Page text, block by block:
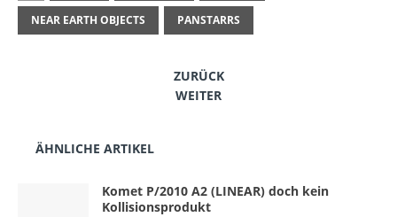
NEAR EARTH OBJECTS PANSTARRS
ZURÜCK
WEITER
ÄHNLICHE ARTIKEL
Komet P/2010 A2 (LINEAR) doch kein
Kollisionsprodukt